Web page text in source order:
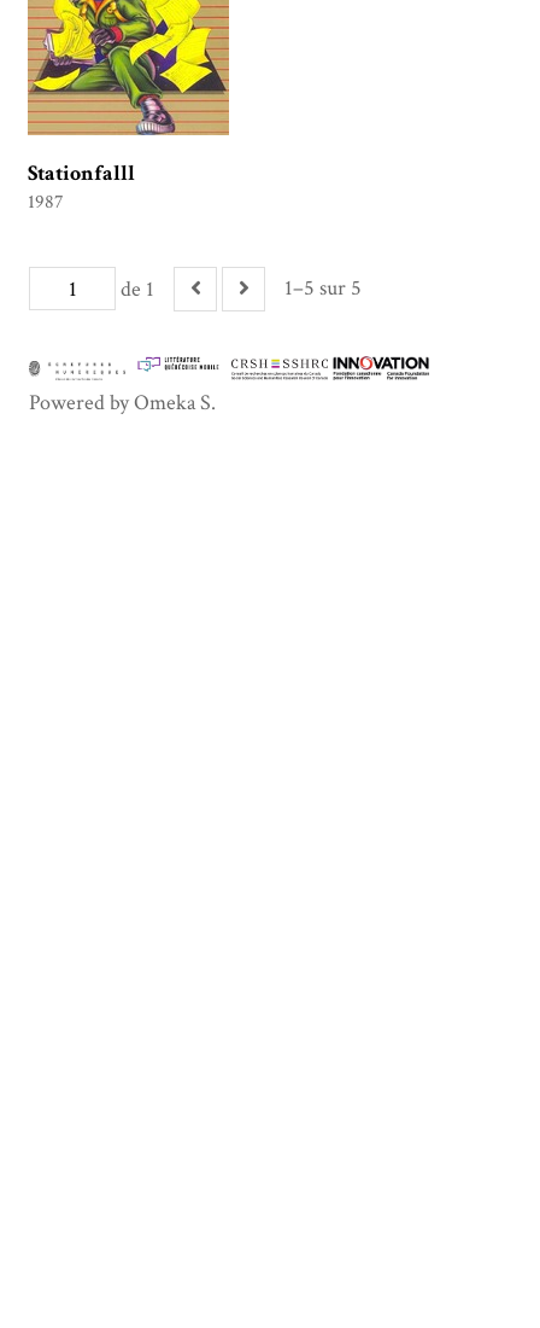
Stationfalll
1987
de 1 1–5 sur 5
Powered by Omeka S.